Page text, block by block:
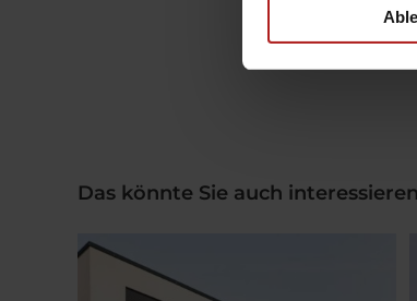
Das könnte Sie auch interessieren